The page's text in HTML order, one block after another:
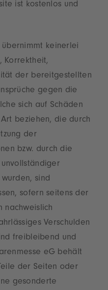
ist kostenlos und
keinerlei
Korrektheit,
der bereitgestellten
gegen die
sich auf Schäden
beziehen, die durch
der
bzw. durch die
sind
sofern seitens der
nachweislich
Verschulden
freibleibend und
eG behält
der Seiten oder
gesonderte